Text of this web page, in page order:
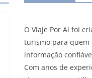
O Viaje Por Aí foi
turismo para quem
informação
Com anos de